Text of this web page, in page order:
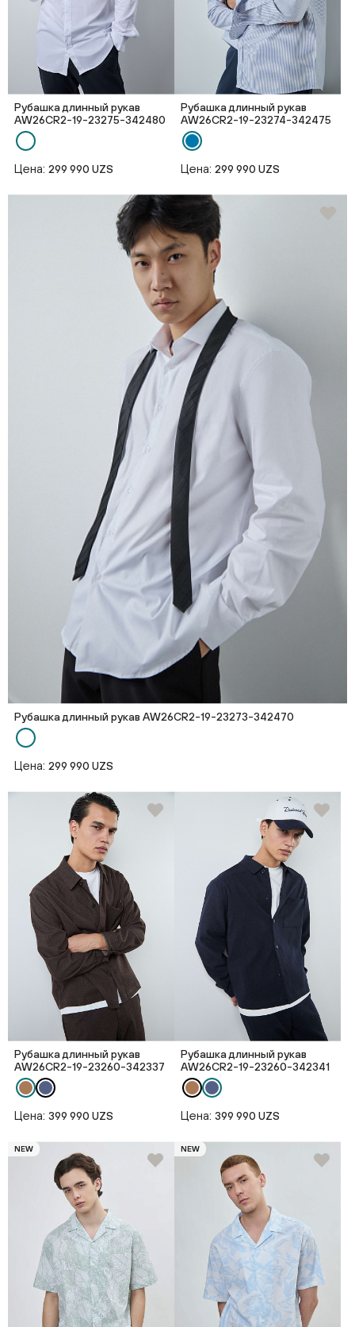
Рубашка длинный рукав
AW26CR2-19-23275-342480
Цена: 299 990 UZS
Рубашка длинный рукав
AW26CR2-19-23274-342475
Цена: 299 990 UZS
Рубашка длинный рукав AW26CR2-19-23273-342470
Цена: 299 990 UZS
Рубашка длинный рукав
AW26CR2-19-23260-342337
Цена: 399 990 UZS
Рубашка длинный рукав
AW26CR2-19-23260-342341
Цена: 399 990 UZS
NEW NEW